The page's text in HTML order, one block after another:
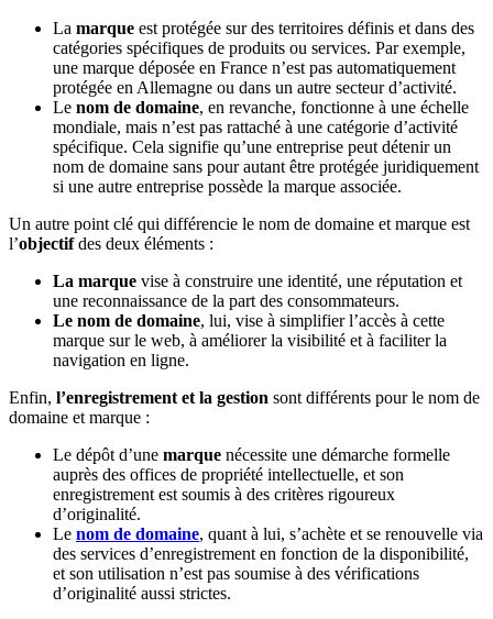
La marque est protégée sur des territoires définis et dans des
catégories spécifiques de produits ou services. Par exemple,
une marque déposée en France n’est pas automatiquement
protégée en Allemagne ou dans un autre secteur d’activité.
Le nom de domaine, en revanche, fonctionne à une échelle
mondiale, mais n’est pas rattaché à une catégorie d’activité
spécifique. Cela signifie qu’une entreprise peut détenir un
nom de domaine sans pour autant être protégée juridiquement
si une autre entreprise possède la marque associée.
Un autre point clé qui différencie le nom de domaine et marque est
l’objectifdes deux éléments :
La marque vise à construire une identité, une réputation et
une reconnaissance de la part des consommateurs.
Le nom de domaine, lui, vise à simplifier l’accès à cette
marque sur le web, à améliorer la visibilité et à faciliter la
navigation en ligne.
Enfin, l’enregistrement et la gestion sont différents pour le nom de
domaine et marque :
Le dépôt d’une marque nécessite une démarche formelle
auprès des offices de propriété intellectuelle, et son
enregistrement est soumis à des critères rigoureux
d’originalité.
Le nom de domaine, quant à lui, s’achète et se renouvelle via
des services d’enregistrement en fonction de la disponibilité,
et son utilisation n’est pas soumise à des vérifications
d’originalité aussi strictes.